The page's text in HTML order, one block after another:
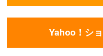
Yahoo！シ